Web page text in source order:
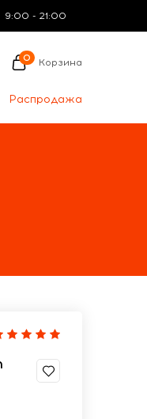
9:00 - 21:00
0 Корзина
Распродажа